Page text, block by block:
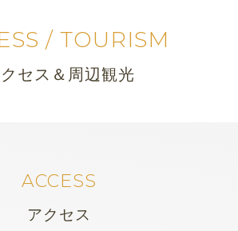
/ TOURISM
セス＆周辺観光
ACCESS
アクセス